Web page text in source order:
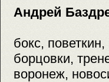
Андрей
бокс,
борцовки,
воронеж,